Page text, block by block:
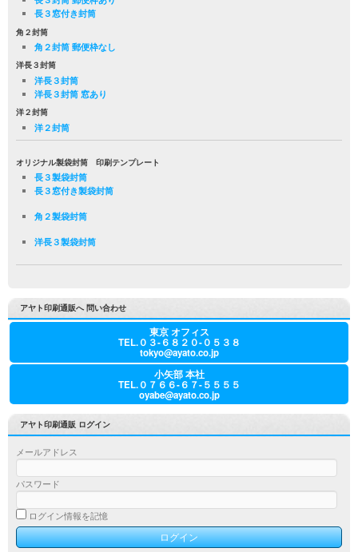
長３窓付き封筒
角２封筒
角２封筒 郵便枠なし
洋長３封筒
洋長３封筒
洋長３封筒 窓あり
洋２封筒
洋２封筒
オリジナル製袋封筒 印刷テンプレート
長３製袋封筒
長３窓付き製袋封筒
角２製袋封筒
洋長３製袋封筒
アヤト印刷通販へ 問い合わせ
東京 オフィス
TEL.０３-６８２０-０５３８
tokyo@ayato.co.jp
小矢部 本社
TEL.０７６６-６７-５５５５
oyabe@ayato.co.jp
アヤト印刷通販 ログイン
メールアドレス
パスワード
ログイン情報を記憶